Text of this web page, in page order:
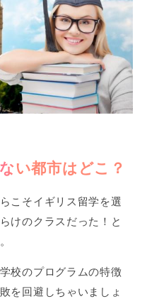
い都市はどこ？
こそイギリス留学を選
けのクラスだった！と
校のプログラムの特徴
を回避しちゃいましょ